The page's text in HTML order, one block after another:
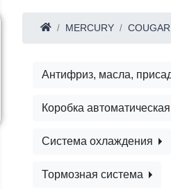
MERCURY COUGAR
Антифриз, масла,
Коробка
Система охлаждения
Тормозная система